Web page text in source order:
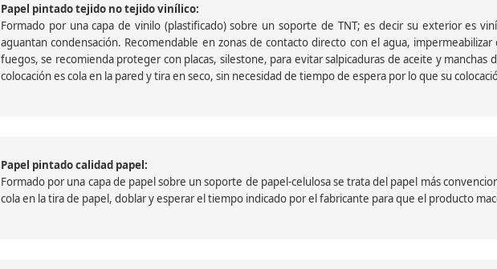
Papel pintado tejido no tejido vinílico:
Formado por una capa de vinilo (plastificado) sobre un soporte de TNT; es decir su exterior es
aguantan condensación. Recomendable en zonas de contacto directo con el agua,
fuegos, se recomienda proteger con placas, silestone, para evitar salpicaduras de aceite y manchas
colocación es cola en la pared y tira en seco, sin necesidad de tiempo de espera por lo que su
Papel pintado calidad papel:
Formado por una capa de papel sobre un soporte de papel-celulosa se trata del papel más
cola en la tira de papel, doblar y esperar el tiempo indicado por el fabricante para que el producto